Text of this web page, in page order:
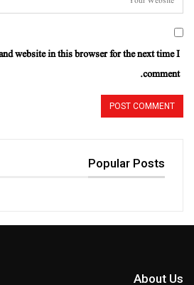
website in this browser for the next time I
comment.
Popular Posts
About Us